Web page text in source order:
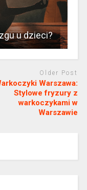
u dzieci?
Older Post
Warszawa:
Stylowe fryzury z
warkoczykami w
Warszawie